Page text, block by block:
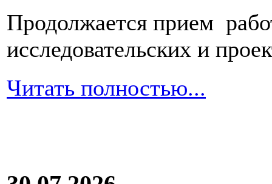
Продолжается прием
исследовательских и
Читать полностью...